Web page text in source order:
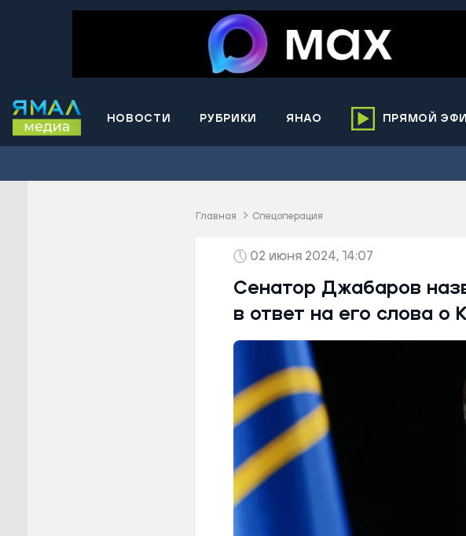
НОВОСТИ РУБРИКИ ЯНАО
район
Муравленко
Новый Уренгой
Приуральский район
Пуровский район
Салехард
Тарко-Сале
Тазовский район
Шурышкарский район
Ямальский район
ПРЯМОЙ
Главная Спецоперация
02 июня 2024, 14:07
Сенатор Джабаров
в ответ на его слова о